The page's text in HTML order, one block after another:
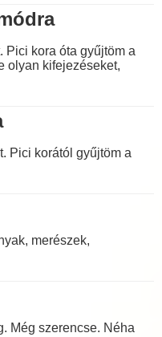
Pici kora óta gyűjtöm a
olyan kifejezéseket,
Pici korától gyűjtöm a
merészek,
Még szerencse. Néha